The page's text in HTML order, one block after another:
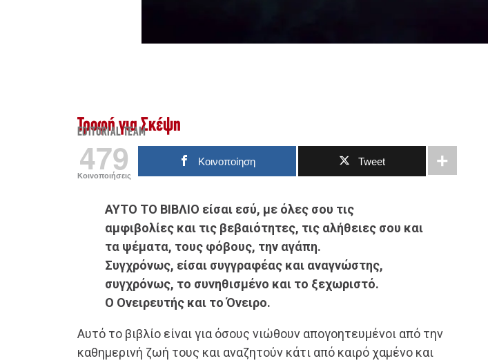
Τροφή για Σκέψη
EDITORIAL TEAM
479
Κοινοποιήσεις
Κοινοποίηση Tweet
ΑΥΤΟ ΤΟ ΒΙΒΛΙΟ είσαι εσύ, με όλες σου τις
αμφιβολίες και τις βεβαιότητες, τις αλήθειες σου και
τα ψέματα, τους φόβους, την αγάπη.
Συγχρόνως, είσαι συγγραφέας και αναγνώστης,
συγχρόνως, το συνηθισμένο και το ξεχωριστό.
Ο Ονειρευτής και το Όνειρο.
Αυτό το βιβλίο είναι για όσους νιώθουν απογοητευμένοι από την
καθημερινή ζωή τους και αναζητούν κάτι από καιρό χαμένο και